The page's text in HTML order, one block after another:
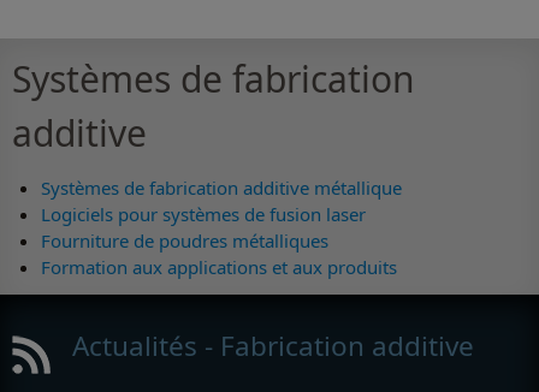
Systèmes de fabrication
additive
Systèmes de fabrication additive métallique
Logiciels pour systèmes de fusion laser
Fourniture de poudres métalliques
Formation aux applications et aux produits
Actualités - Fabrication additive